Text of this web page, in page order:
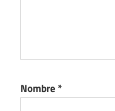
Nombre *